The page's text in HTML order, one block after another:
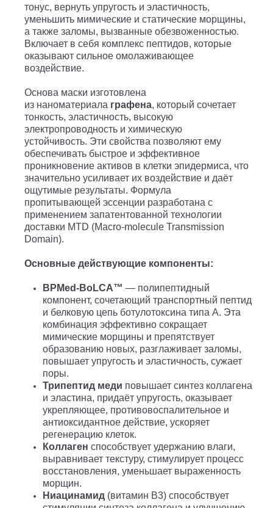
тонус, вернуть упругость и эластичность,
уменьшить мимические и статические морщины,
а также заломы, вызванные обезвоженностью.
Включает в себя комплекс пептидов, которые
оказывают сильное омолаживающее
воздействие.
Основа маски изготовлена
из наноматериала графена, который сочетает
тонкость, эластичность, высокую
электропроводность и химическую
устойчивость. Эти свойства позволяют ему
обеспечивать быстрое и эффективное
проникновение активов в клетки эпидермиса, что
значительно усиливает их воздействие и даёт
ощутимые результаты. Формула
пропитывающей эссенции разработана с
применением запатентованной технологии
доставки MTD (Macro-molecule Transmission
Domain).
Основные действующие компоненты:
BPMed-BoLCA™ — полипептидный
компонент, сочетающий транспортный пептид
и белковую цепь ботулотоксина типа А. Эта
комбинация эффективно сокращает
мимические морщины и препятствует
образованию новых, разглаживает заломы,
повышает упругость и эластичность, сужает
поры.
Трипептид меди повышает синтез коллагена
и эластина, придаёт упругость, оказывает
укрепляющее, противовоспалительное и
антиоксидантное действие, ускоряет
регенерацию клеток.
Коллаген способствует удержанию влаги,
выравнивает текстуру, стимулирует процесс
восстановления, уменьшает выраженность
морщин.
Ниацинамид (витамин B3) способствует